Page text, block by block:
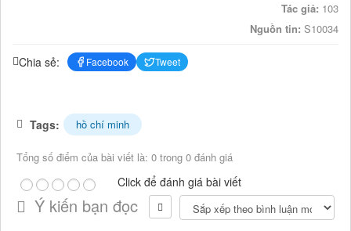
Tác giả: 103
Nguồn tin: S10034
Chia sẻ: Facebook Tweet
Tags: hồ chí minh
Tổng số điểm của bài viết là: 0 trong 0 đánh giá
Click để đánh giá bài viết
Ý kiến bạn đọc